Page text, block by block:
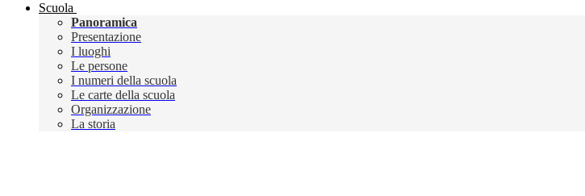
Scuola
Panoramica
Presentazione
I luoghi
Le persone
I numeri della scuola
Le carte della scuola
Organizzazione
La storia